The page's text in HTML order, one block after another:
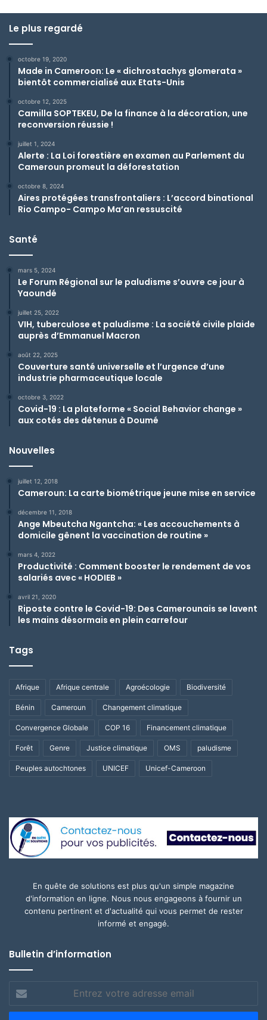
Le plus regardé
octobre 19, 2020
Made in Cameroon: Le « dichrostachys glomerata »
bientôt commercialisé aux Etats-Unis
octobre 12, 2025
Camilla SOPTEKEU, De la finance à la décoration, une
reconversion réussie !
juillet 1, 2024
Alerte : La Loi forestière en examen au Parlement du
Cameroun promeut la déforestation
octobre 8, 2024
Aires protégées transfrontaliers : L’accord binational
Rio Campo- Campo Ma’an ressuscité
Santé
mars 5, 2024
Le Forum Régional sur le paludisme s’ouvre ce jour à
Yaoundé
juillet 25, 2022
VIH, tuberculose et paludisme : La société civile plaide
auprès d’Emmanuel Macron
août 22, 2025
Couverture santé universelle et l’urgence d’une
industrie pharmaceutique locale
octobre 3, 2022
Covid-19 : La plateforme « Social Behavior change »
aux cotés des détenus à Doumé
Nouvelles
juillet 12, 2018
Cameroun: La carte biométrique jeune mise en service
décembre 11, 2018
Ange Mbeutcha Ngantcha: « Les accouchements à
domicile gênent la vaccination de routine »
mars 4, 2022
Productivité : Comment booster le rendement de vos
salariés avec « HODIEB »
avril 21, 2020
Riposte contre le Covid-19: Des Camerounais se lavent
les mains désormais en plein carrefour
Tags
Afrique Afrique centrale Agroécologie Biodiversité
Bénin Cameroun Changement climatique
Convergence Globale COP 16 Financement climatique
Forêt Genre Justice climatique OMS paludisme
Peuples autochtones UNICEF Unicef-Cameroon
En quête de solutions est plus qu'un simple magazine
d'information en ligne. Nous nous engageons à fournir un
contenu pertinent et d'actualité qui vous permet de rester
informé et engagé.
Bulletin d’information
votre
adresse